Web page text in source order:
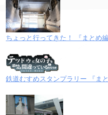
ちょっと行ってきた！ 『まとめ編
鉄道むすめスタンプラリー 『まと